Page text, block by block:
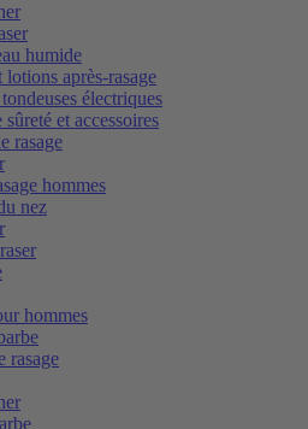
humide
lotions après-rasage
électriques
sûreté et accessoires
rasage
hommes
nez
hommes
rasage